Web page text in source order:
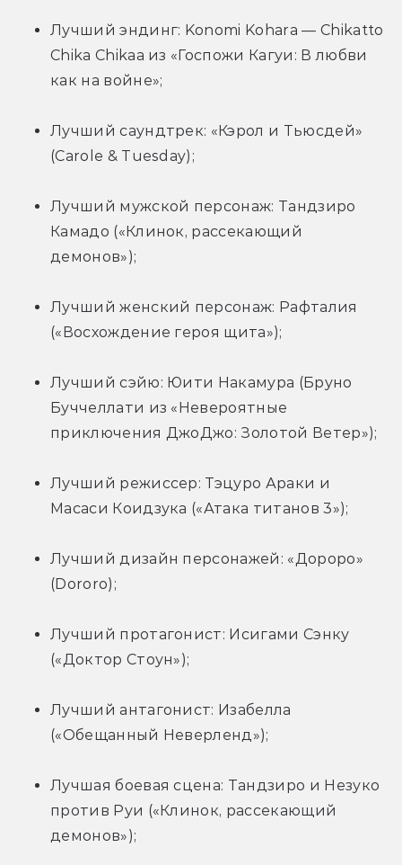
Лучший эндинг: Konomi Kohara — Chikatto
Chika Chikaa из «Госпожи Кагуи: В любви
как на войне»;
Лучший саундтрек: «Кэрол и Тьюсдей»
(Carole & Tuesday);
Лучший мужской персонаж: Тандзиро
Камадо («Клинок, рассекающий
демонов»);
Лучший женский персонаж: Рафталия
(«Восхождение героя щита»);
Лучший сэйю: Юити Накамура (Бруно
Буччеллати из «Невероятные
приключения ДжоДжо: Золотой Ветер»);
Лучший режиссер: Тэцуро Араки и
Масаси Коидзука («Атака титанов 3»);
Лучший дизайн персонажей: «Дороро»
(Dororo);
Лучший протагонист: Исигами Сэнку
(«Доктор Стоун»);
Лучший антагонист: Изабелла
(«Обещанный Неверленд»);
Лучшая боевая сцена: Тандзиро и Незуко
против Руи («Клинок, рассекающий
демонов»);